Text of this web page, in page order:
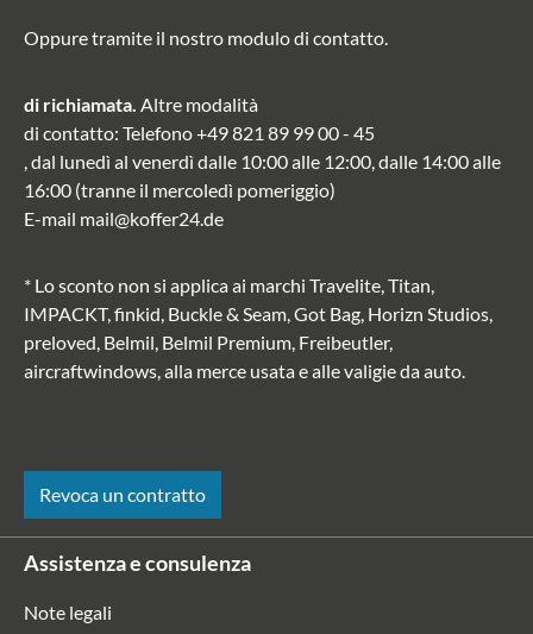
Oppure tramite il nostro modulo di contatto.
di richiamata. Altre modalità
di contatto: Telefono+49 821 89 99 00 - 45
, dal lunedì al venerdì dalle 10:00 alle 12:00, dalle 14:00 alle
16:00 (tranne il mercoledì pomeriggio)
E-mail mail@koffer24.de
* Lo sconto non si applica ai marchi Travelite, Titan,
IMPACKT, finkid, Buckle & Seam, Got Bag, Horizn Studios,
preloved, Belmil, Belmil Premium, Freibeutler,
aircraftwindows, alla merce usata e alle valigie da auto.
Revoca un contratto
Assistenza e consulenza
Note legali